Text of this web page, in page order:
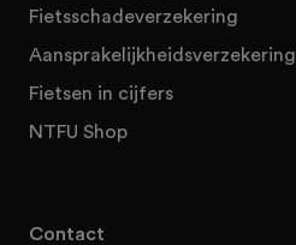
Fietsschadeverzekering
Aansprakelijkheidsverzekering
Fietsen in cijfers
NTFU Shop
Contact